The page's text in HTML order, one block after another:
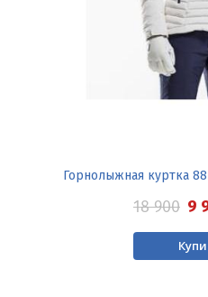
Горнолыжная куртка
18 900 9